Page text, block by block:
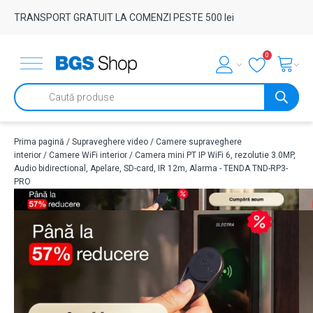
TRANSPORT GRATUIT LA COMENZI PESTE 500 lei
0
Products
search
Prima pagină / Supraveghere video / Camere supraveghere
interior / Camere WiFi interior / Camera mini PT IP WiFi 6, rezolutie 3.0MP,
Audio bidirectional, Apelare, SD-card, IR 12m, Alarma - TENDA TND-RP3-
PRO